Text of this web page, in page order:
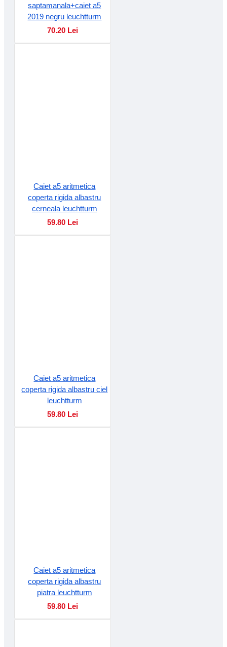
saptamanala+caiet a5
2019 negru leuchtturm
70.20 Lei
Caiet a5 aritmetica
coperta rigida albastru
cerneala leuchtturm
59.80 Lei
Caiet a5 aritmetica
coperta rigida albastru ciel
leuchtturm
59.80 Lei
Caiet a5 aritmetica
coperta rigida albastru
piatra leuchtturm
59.80 Lei